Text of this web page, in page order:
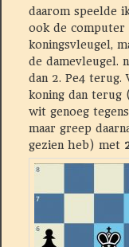
daarom speelde
ook de computer
koningsvleugel,
de damevleugel.
dan 2. Pe4 terug.
koning dan terug
wit genoeg
maar greep
gezien heb) met